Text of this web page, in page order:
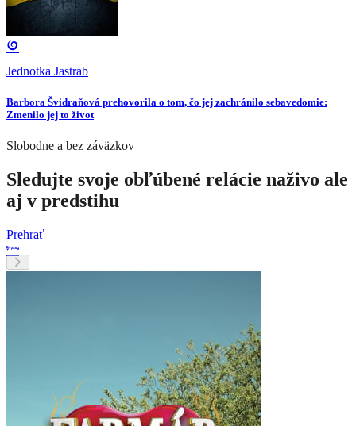
Jednotka Jastrab
Barbora Švidraňová prehovorila o tom, čo jej zachránilo sebavedomie:
Zmenilo jej to život
Slobodne a bez záväzkov
Sledujte svoje obľúbené relácie naživo ale
aj v predstihu
Prehrať